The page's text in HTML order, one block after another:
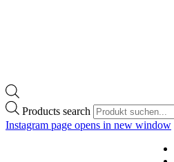
Products search
Instagram page opens in new window